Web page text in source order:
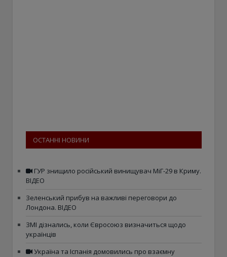
ОСТАННІ НОВИНИ
ГУР знищило російський винищувач МіГ-29 в Криму.
ВІДЕО
Зеленський прибув на важливі переговори до
Лондона. ВІДЕО
ЗМІ дізнались, коли Євросоюз визначиться щодо
українців
Україна та Іспанія домовились про взаємну